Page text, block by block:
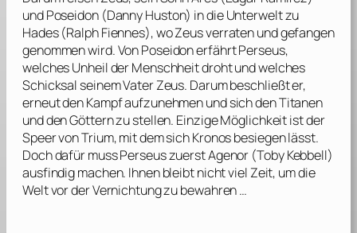
und Poseidon (Danny Huston) in die Unterwelt zu
Hades (Ralph Fiennes), wo Zeus verraten und gefangen
genommen wird. Von Poseidon erfährt Perseus,
welches Unheil der Menschheit droht und welches
Schicksal seinem Vater Zeus. Darum beschließt er,
erneut den Kampf aufzunehmen und sich den Titanen
und den Göttern zu stellen. Einzige Möglichkeit ist der
Speer von Trium, mit dem sich Kronos besiegen lässt.
Doch dafür muss Perseus zuerst Agenor (Toby Kebbell)
ausfindig machen. Ihnen bleibt nicht viel Zeit, um die
Welt vor der Vernichtung zu bewahren …